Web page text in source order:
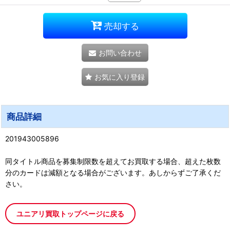
売却する
お問い合わせ
お気に入り登録
商品詳細
201943005896
同タイトル商品を募集制限数を超えてお買取する場合、超えた枚数
分のカードは減額となる場合がございます。あしからずご了承くだ
さい。
ユニアリ買取トップページに戻る